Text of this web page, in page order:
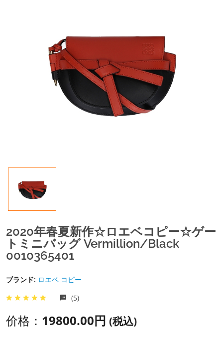
2020年春夏新作☆ロエベコピー☆ゲー
トミニバッグ Vermillion/Black
0010365401
ブランド: ロエベ コピー
(5)
价格： 19800.00円 (税込)